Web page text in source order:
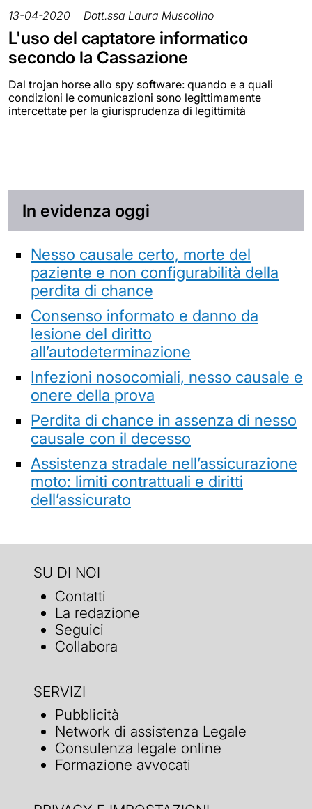
13-04-2020 Dott.ssa Laura Muscolino
L'uso del captatore informatico
secondo la Cassazione
Dal trojan horse allo spy software: quando e a quali
condizioni le comunicazioni sono legittimamente
intercettate per la giurisprudenza di legittimità
In evidenza oggi
Nesso causale certo, morte del
paziente e non configurabilità della
perdita di chance
Consenso informato e danno da
lesione del diritto
all’autodeterminazione
Infezioni nosocomiali, nesso causale e
onere della prova
Perdita di chance in assenza di nesso
causale con il decesso
Assistenza stradale nell’assicurazione
moto: limiti contrattuali e diritti
dell’assicurato
SU DI NOI
Contatti
La redazione
Seguici
Collabora
SERVIZI
Pubblicità
Network di assistenza Legale
Consulenza legale online
Formazione avvocati